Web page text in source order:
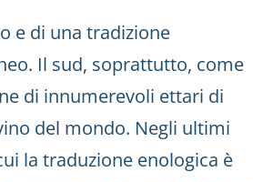
e di una tradizione
Il sud, soprattutto, come
di innumerevoli ettari di
del mondo. Negli ultimi
la traduzione enologica è